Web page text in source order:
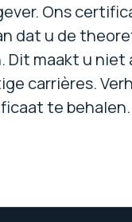
Ons
dat u de
Dit maakt u niet
carrières.
te behalen.